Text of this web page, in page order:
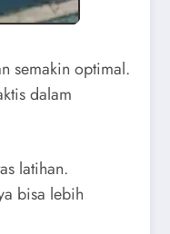
semakin optimal.
dalam
latihan.
bisa lebih